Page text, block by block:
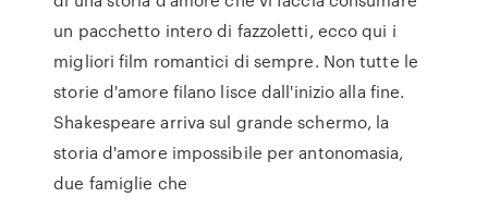
un pacchetto intero di fazzoletti, ecco qui i
migliori film romantici di sempre. Non tutte le
storie d'amore filano lisce dall'inizio alla fine.
Shakespeare arriva sul grande schermo, la
storia d'amore impossibile per antonomasia,
due famiglie che